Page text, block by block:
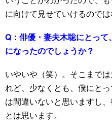
に向けて見せていけるのでは
Q： 俳優・妻夫木聡にとっ
になったのでしょうか？
いやいや（笑）。そこまで
れど、少なくとも、僕にと
は間違いないと思いますし
とは思います。